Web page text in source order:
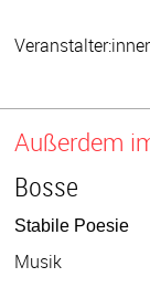
Außerdem
Bosse
Stabile Poesie
Musik